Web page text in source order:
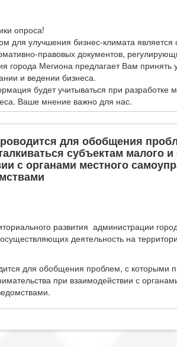
опроса!
для улучшения бизнес-климата является
правовых документов,
города Мегиона предлагает Вам принять
и ведении бизнеса.
будет учитываться при разработке
Ваше мнение важно для нас.
для обобщения
субъектам малого
с органами местного
развития администрации
деятельность на
для обобщения проблем, с которыми
при взаимодействии с